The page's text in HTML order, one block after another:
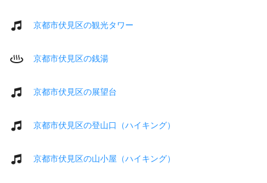
京都市伏見区の観光タワー
京都市伏見区の銭湯
京都市伏見区の展望台
京都市伏見区の登山口（ハイキング）
京都市伏見区の山小屋（ハイキング）